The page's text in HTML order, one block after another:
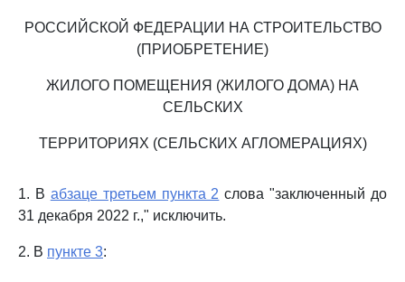
РОССИЙСКОЙ ФЕДЕРАЦИИ НА СТРОИТЕЛЬСТВО
(ПРИОБРЕТЕНИЕ)
ЖИЛОГО ПОМЕЩЕНИЯ (ЖИЛОГО ДОМА) НА
СЕЛЬСКИХ
ТЕРРИТОРИЯХ (СЕЛЬСКИХ АГЛОМЕРАЦИЯХ)
1. В абзаце третьем пункта 2 слова "заключенный до
31 декабря 2022 г.," исключить.
2. В пункте 3: